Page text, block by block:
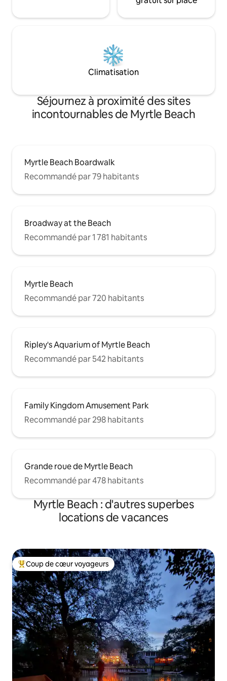
Climatisation
Séjournez à proximité des sites
incontournables de Myrtle Beach
Myrtle Beach Boardwalk
Recommandé par 79 habitants
Broadway at the Beach
Recommandé par 1 781 habitants
Myrtle Beach
Recommandé par 720 habitants
Ripley's Aquarium of Myrtle Beach
Recommandé par 542 habitants
Family Kingdom Amusement Park
Recommandé par 298 habitants
Grande roue de Myrtle Beach
Recommandé par 478 habitants
Myrtle Beach : d'autres superbes
locations de vacances
Coups de cœur voyageurs les plus appréciés
Coup de cœur voyageurs